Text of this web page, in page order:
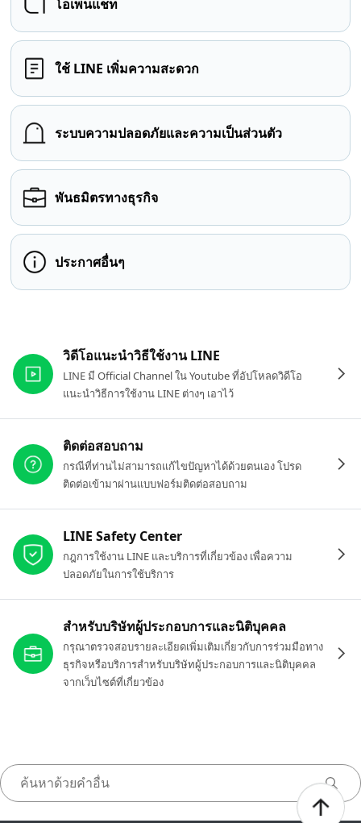
โอเพนแชท
ใช้ LINE เพิ่มความสะดวก
ระบบความปลอดภัยและความเป็นส่วนตัว
พันธมิตรทางธุรกิจ
ประกาศอื่นๆ
วิดีโอแนะนำวิธีใช้งาน LINE
LINE มี Official Channel ใน Youtube ที่อัปโหลดวิดีโอ
แนะนำวิธีการใช้งาน LINE ต่างๆ เอาไว้
ติดต่อสอบถาม
กรณีที่ท่านไม่สามารถแก้ไขปัญหาได้ด้วยตนเอง โปรด
ติดต่อเข้ามาผ่านแบบฟอร์มติดต่อสอบถาม
LINE Safety Center
กฎการใช้งาน LINE และบริการที่เกี่ยวข้อง เพื่อความ
ปลอดภัยในการใช้บริการ
สำหรับบริษัทผู้ประกอบการและนิติบุคคล
กรุณาตรวจสอบรายละเอียดเพิ่มเติมเกี่ยวกับการร่วมมือทาง
ธุรกิจหรือบริการสำหรับบริษัทผู้ประกอบการและนิติบุคคล
จากเว็บไซต์ที่เกี่ยวข้อง